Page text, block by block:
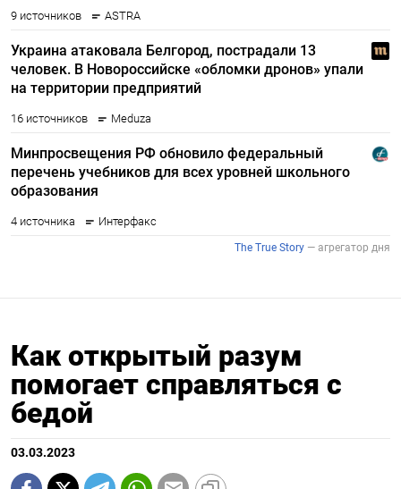
Как открытый разум
помогает справляться с
бедой
03.03.2023